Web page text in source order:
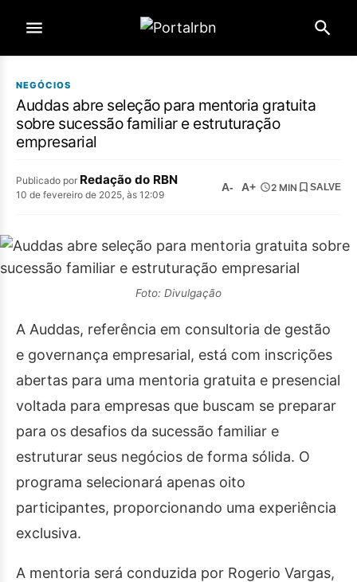
NEGÓCIOS
Auddas abre seleção para mentoria gratuita
sobre sucessão familiar e estruturação
empresarial
Publicado por Redação do RBN
10 de fevereiro de 2025, às 12:09
A- A+ 2 MIN SALVE
Foto: Divulgação
A Auddas, referência em consultoria de gestão
e governança empresarial, está com inscrições
abertas para uma mentoria gratuita e presencial
voltada para empresas que buscam se preparar
para os desafios da sucessão familiar e
estruturar seus negócios de forma sólida. O
programa selecionará apenas oito
participantes, proporcionando uma experiência
exclusiva.
A mentoria será conduzida por Rogerio Vargas,